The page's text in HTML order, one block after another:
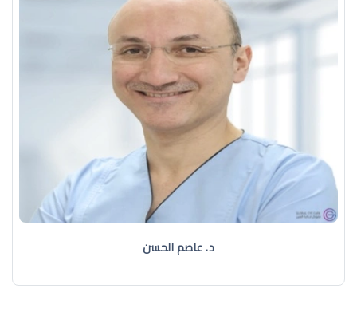
د. عاصم الحسن